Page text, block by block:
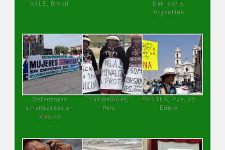
VALE, Brasil
Bariloche,
Argentina
Defensoras
amenazadas en
México
Las Bambas,
Perú
PUEBLA, Pue, 27
Enero